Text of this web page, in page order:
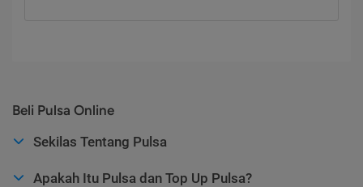
Beli Pulsa Online
Sekilas Tentang Pulsa
Apakah Itu Pulsa dan Top Up Pulsa?